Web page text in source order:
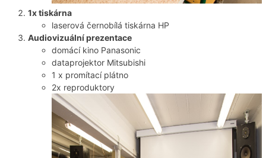
1x tiskárna
laserová černobílá tiskárna HP
Audiovizuální prezentace
domácí kino Panasonic
dataprojektor Mitsubishi
1 x promítací plátno
2x reproduktory